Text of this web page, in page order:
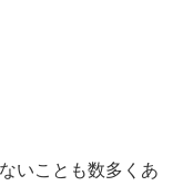
いことも数多くあ